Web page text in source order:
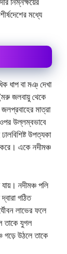
মধ্যে
ধাপ বা মঞ্ দেখা
(মরু জলবায়ু থেকে
মাত্রা
উল্লম্বভাবে
উপত্যকা
একে নদীমঞ্চ
নদীমঞ্চ পলি
গঠিত
লাভের ফলে
তাকে যুগল
গড়ে উঠলে তাকে